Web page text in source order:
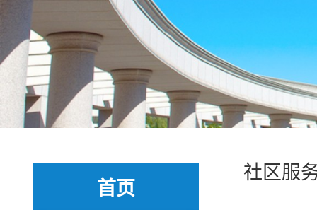
首页
社区服